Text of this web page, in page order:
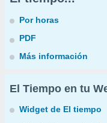
Por horas
PDF
Más información
El Tiempo en tu
Widget de El tiempo